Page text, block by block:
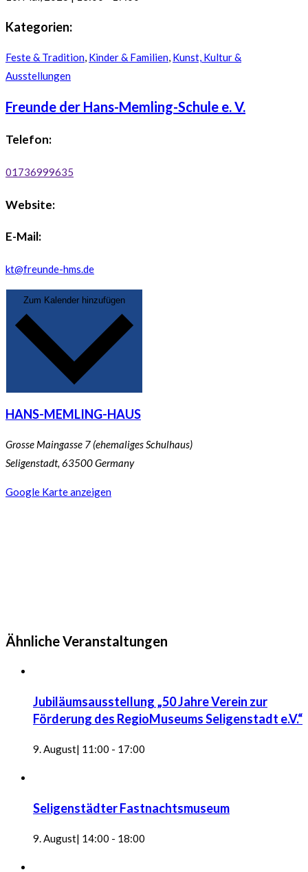
Kategorien:
Feste & Tradition, Kinder & Familien, Kunst, Kultur &
Ausstellungen
Freunde der Hans-Memling-Schule e. V.
Telefon:
01736999635
Website:
E-Mail:
kt@freunde-hms.de
HANS-MEMLING-HAUS
Grosse Maingasse 7 (ehemaliges Schulhaus)
Seligenstadt, 63500Germany
Google Karte anzeigen
Ähnliche Veranstaltungen
Jubiläumsausstellung „50 Jahre Verein zur
Förderung des RegioMuseums Seligenstadt e.V.“
9. August| 11:00 - 17:00
Seligenstädter Fastnachtsmuseum
9. August| 14:00 - 18:00